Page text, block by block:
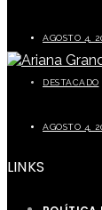
AGOSTO 4,
DESTACADO
AGOSTO 4,
LINKS